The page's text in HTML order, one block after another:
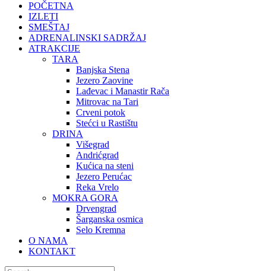
POČETNA
IZLETI
SMEŠTAJ
ADRENALINSKI SADRŽAJ
ATRAKCIJE
TARA
Banjska Stena
Jezero Zaovine
Lađevac i Manastir Rača
Mitrovac na Tari
Crveni potok
Stećci u Rastištu
DRINA
Višegrad
Andrićgrad
Kućica na steni
Jezero Perućac
Reka Vrelo
MOKRA GORA
Drvengrad
Šarganska osmica
Selo Kremna
O NAMA
KONTAKT